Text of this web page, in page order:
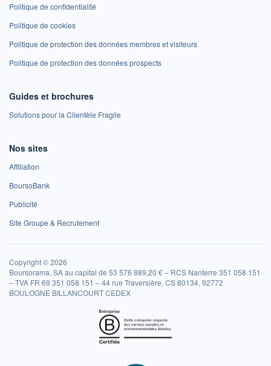
Politique de confidentialité
Politique de cookies
Politique de protection des données membres et visiteurs
Politique de protection des données prospects
Guides et brochures
Solutions pour la Clientèle Fragile
Nos sites
Affiliation
BoursoBank
Publicité
Site Groupe & Recrutement
Copyright © 2026
Boursorama, SA au capital de 53 576 889,20 € – RCS Nanterre 351 058 151
– TVA FR 69 351 058 151 – 44 rue Traversière, CS 80134, 92772
BOULOGNE BILLANCOURT CEDEX